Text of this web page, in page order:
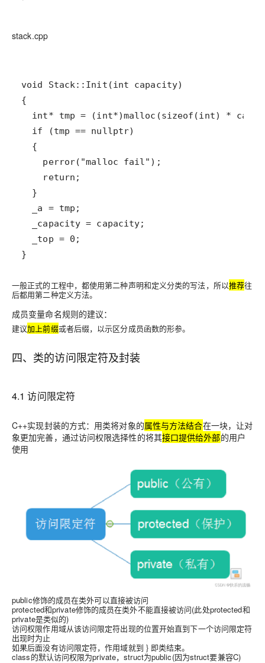
stack.cpp
}
一般正式的工程中，都使用第二种声明和定义分类的写法，所以推荐往
后都用第二种定义方法。
成员变量命名规则的建议：
建议加上前缀或者后缀，以示区分成员函数的形参。
四、类的访问限定符及封装
4.1 访问限定符
C++实现封装的方式：用类将对象的属性与方法结合在一块，让对
象更加完善，通过访问权限选择性的将其接口提供给外部的用户
使用
public修饰的成员在类外可以直接被访问
protected和private修饰的成员在类外不能直接被访问(此处protected和
private是类似的)
访问权限作用域从该访问限定符出现的位置开始直到下一个访问限定符
出现时为止
如果后面没有访问限定符，作用域就到 } 即类结束。
class的默认访问权限为private，struct为public(因为struct要兼容C)